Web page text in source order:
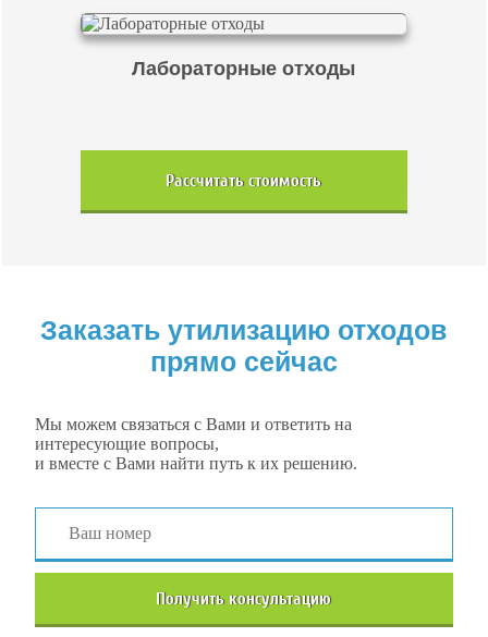
Лабораторные отходы
Рассчитать стоимость
Заказать утилизацию отходов
прямо сейчас
Мы можем связаться с Вами и ответить на
интересующие вопросы,
и вместе с Вами найти путь к их решению.
Получить консультацию